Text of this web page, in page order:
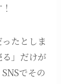
たとしま
」だけが
でその